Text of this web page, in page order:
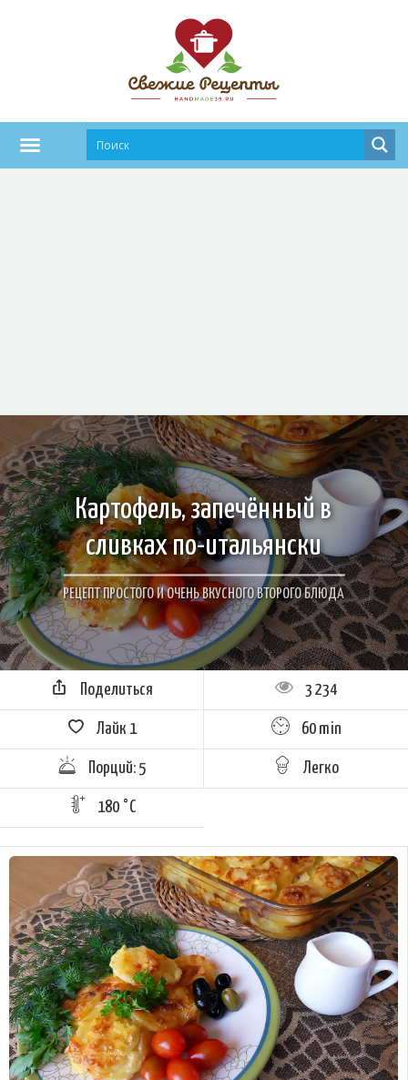
Картофель, запечённый в
сливках по-итальянски
РЕЦЕПТ ПРОСТОГО И ОЧЕНЬ ВКУСНОГО ВТОРОГО БЛЮДА
Поделиться 3 234
Лайк 1 60 min
Порций: 5 Легко
180 °C